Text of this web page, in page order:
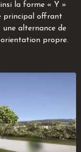
la forme « Y »
principal offrant
alternance de
propre.